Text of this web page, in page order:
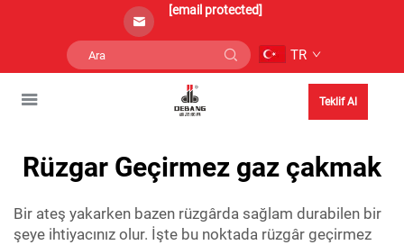
[email protected]
TR
Teklif Al
Rüzgar Geçirmez gaz çakmak
Bir ateş yakarken bazen rüzgârda sağlam durabilen bir
şeye ihtiyacınız olur. İşte bu noktada rüzgâr geçirmez